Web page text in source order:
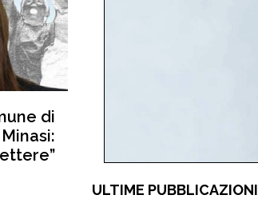
di
ULTIME PUBBLICAZIONI